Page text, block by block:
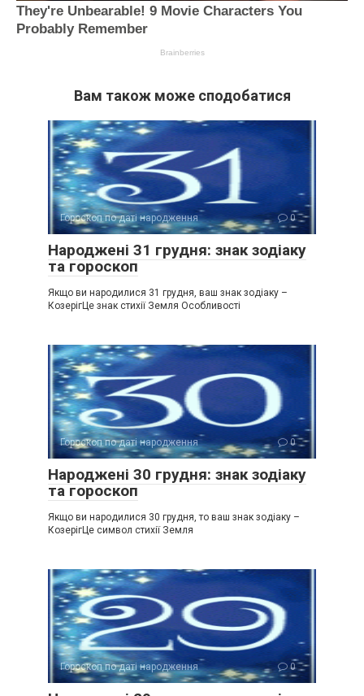
Вам також може сподобатися
Гороскоп по даті народження 0
Народжені 31 грудня: знак зодіаку
та гороскоп
Якщо ви народилися 31 грудня, ваш знак зодіаку –
КозерігЦе знак стихії Земля Особливості
Гороскоп по даті народження 0
Народжені 30 грудня: знак зодіаку
та гороскоп
Якщо ви народилися 30 грудня, то ваш знак зодіаку –
КозерігЦе символ стихії Земля
Гороскоп по даті народження 0